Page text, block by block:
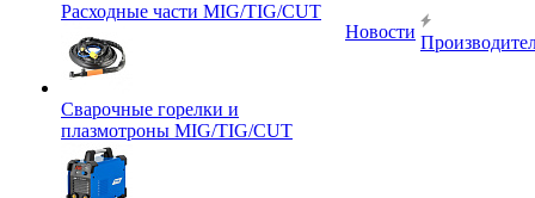
Расходные части MIG/TIG/CUT
Сварочные горелки и
плазмотроны MIG/TIG/CUT
Новости